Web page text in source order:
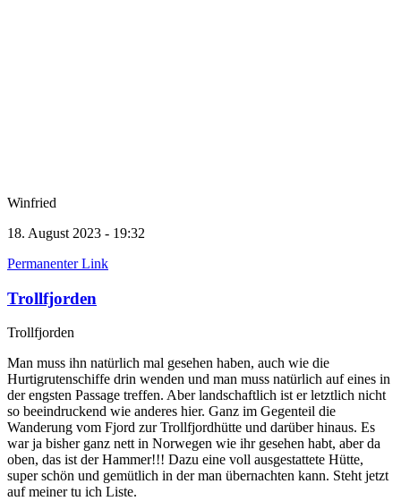
Winfried
18. August 2023 - 19:32
Permanenter Link
Trollfjorden
Trollfjorden
Man muss ihn natürlich mal gesehen haben, auch wie die
Hurtigrutenschiffe drin wenden und man muss natürlich auf eines in
der engsten Passage treffen. Aber landschaftlich ist er letztlich nicht
so beeindruckend wie anderes hier. Ganz im Gegenteil die
Wanderung vom Fjord zur Trollfjordhütte und darüber hinaus. Es
war ja bisher ganz nett in Norwegen wie ihr gesehen habt, aber da
oben, das ist der Hammer!!! Dazu eine voll ausgestattete Hütte,
super schön und gemütlich in der man übernachten kann. Steht jetzt
auf meiner tu ich Liste.